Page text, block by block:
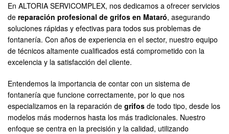
SERVICIOS
CONTACTAR
En ALTORIA SERVICOMPLEX, nos dedicamos a ofrecer servicios
de reparación profesional de grifos en Mataró, asegurando
soluciones rápidas y efectivas para todos sus problemas de
fontanería. Con años de experiencia en el sector, nuestro equipo
de técnicos altamente cualificados está comprometido con la
excelencia y la satisfacción del cliente.
Entendemos la importancia de contar con un sistema de
fontanería que funcione correctamente, por lo que nos
especializamos en la reparación de grifos de todo tipo, desde los
modelos más modernos hasta los más tradicionales. Nuestro
enfoque se centra en la precisión y la calidad, utilizando